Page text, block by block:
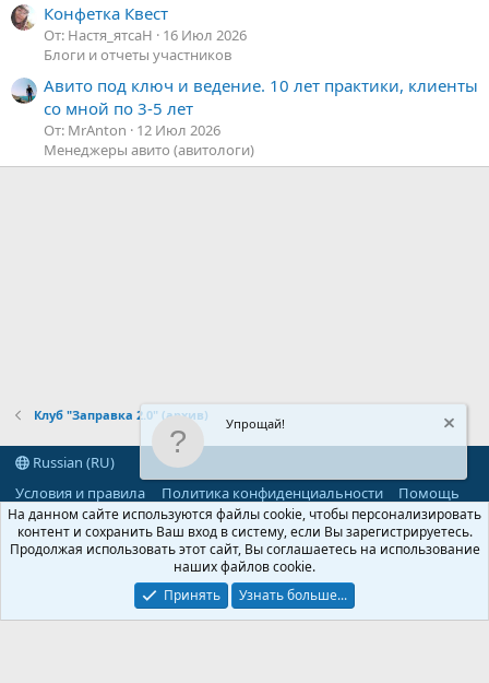
Конфетка Квест
От: Настя_ятсаН
16 Июл 2026
Блоги и отчеты участников
Авито под ключ и ведение. 10 лет практики, клиенты
со мной по 3-5 лет
От: MrAnton
12 Июл 2026
Менеджеры авито (авитологи)
Клуб "Заправка 2.0" (архив)
Russian (RU)
Условия и правила
Политика конфиденциальности Помощь
R
S
Community platform by XenForo® © 2010-2026 XenForo Ltd.
Parts of this site powered byadd-ons from DragonByte™
DragonByte Technologies(Details)
©2010-2026 XenForo Ltd.
Упрощай!
На данном сайте используются файлы cookie, чтобы персонализировать
контент и сохранить Ваш вход в систему, если Вы зарегистрируетесь.
Продолжая использовать этот сайт, Вы соглашаетесь на использование
наших файлов cookie.
Принять
Узнать больше...